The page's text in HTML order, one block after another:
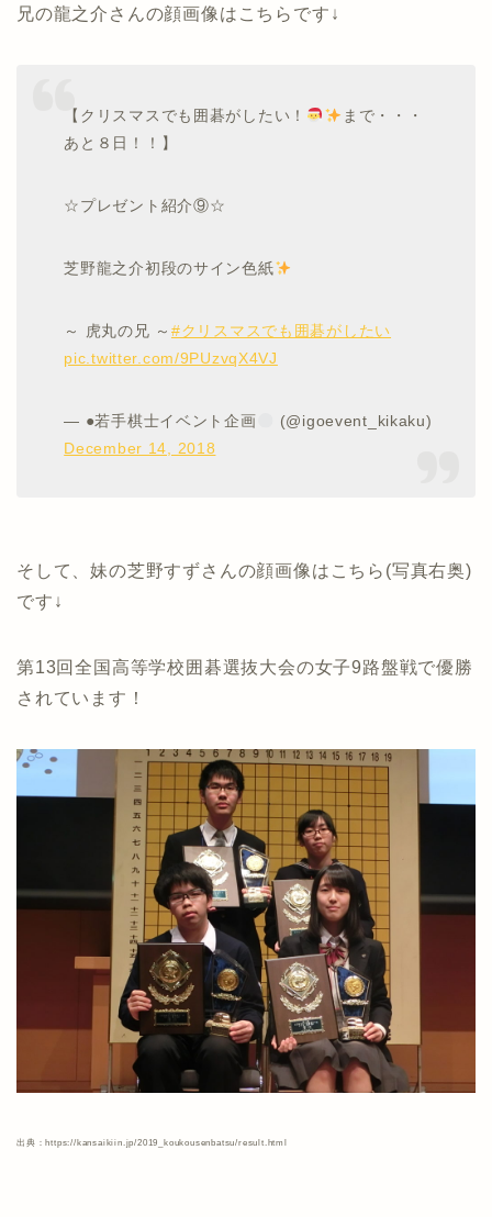
兄の龍之介さんの顔画像はこちらです↓
【クリスマスでも囲碁がしたい！
まで・・・
あと８日！！】
☆プレゼント紹介⑨☆
芝野龍之介初段のサイン色紙
～ 虎丸の兄 ～ #クリスマスでも囲碁がしたい
pic.twitter.com/9PUzvqX4VJ
— ●若手棋士イベント企画
(@igoevent_kikaku)
December 14, 2018
そして、妹の芝野すずさんの顔画像はこちら(写真右奥)
です↓
第13回全国高等学校囲碁選抜大会の女子9路盤戦で優勝
されています！
出典：https://kansaikiin.jp/2019_koukousenbatsu/result.html